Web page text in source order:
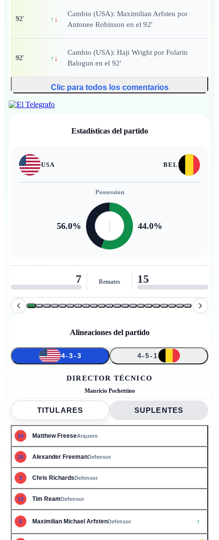
Alineaciones del partido
4-3-3 4-5-1
↑
DIRECTOR TÉCNICO
Mauricio Pochettino
TITULARES SUPLENTES
24 Matthew FreeseArquero
16 Alexander FreemanDefensor
3 Chris RichardsDefensor
13 Tim ReamDefensor
5 Maximilian Michael ArfstenDefensor ↑
92' ↑ ↓
Cambio (USA): Maximilian Arfsten por
Antonee Robinson en el 92'
92' ↑ ↓
Cambio (USA): Haji Wright por Folarin
Balogun en el 92'
Clic para todos los comentarios
Estadísticas del partido
USA BEL
Possession
56.0% 44.0%
7 Remates 15